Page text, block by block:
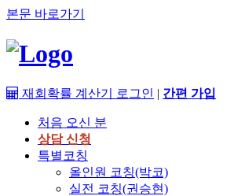
본문 바로가기
재회확률 계산기 로그인 | 간편 가입
처음 오신 분
상담 신청
특별코칭
올인원 코칭(박코)
실전 코칭(권승현)